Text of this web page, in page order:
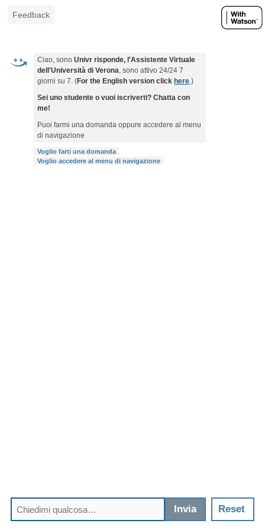
Feedback
Ciao, sonoUnivr risponde, l'Assistente Virtuale
dell'Università di Verona, sono attivo 24/24 7
giorni su 7. (For the English version click here.)
Sei uno studente o vuoi iscriverti? Chatta con
me!
Puoi farmi una domanda oppure accedere al menu
di navigazione
Voglio farti una domanda
Voglio accedere al menu di navigazione
Invia Reset